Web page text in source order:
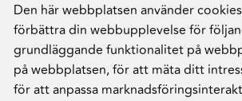
Den här webbplatsen använder
förbättra din webbupplevelse för
grundläggande funktionalitet på
på webbplatsen,för att mäta ditt
för att anpassa